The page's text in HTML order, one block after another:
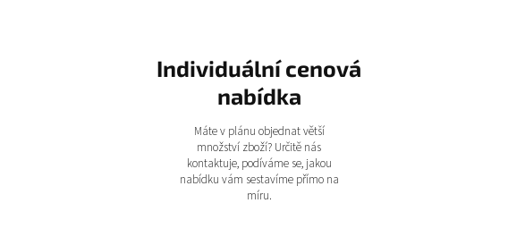
Individuální cenová
nabídka
Máte v plánu objednat větší
množství zboží? Určitě nás
kontaktuje, podíváme se, jakou
nabídku vám sestavíme přímo na
míru.